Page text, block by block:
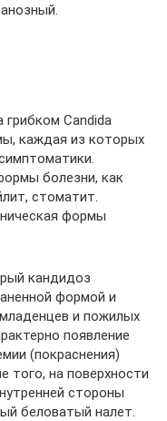
Candida
каждая из которых
болезни, как
стоматит.
формы
кандидоз
формой и
и пожилых
появление
(покраснения)
того, на поверхности
стороны
беловатый налет.